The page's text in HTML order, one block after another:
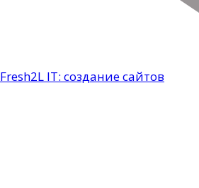
Fresh2L IT: создание сайтов